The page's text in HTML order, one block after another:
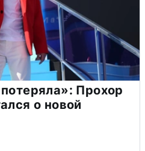
Прохор
о новой